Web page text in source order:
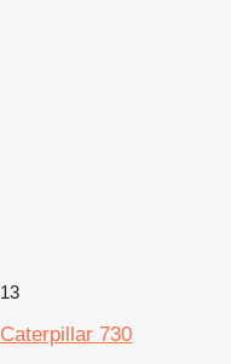
13
Caterpillar 730